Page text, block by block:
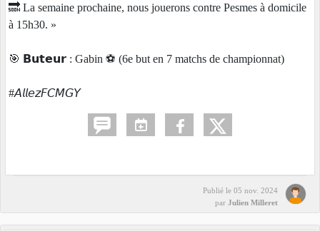
🔜 La semaine prochaine, nous jouerons contre Pesmes à domicile
à 15h30. »
🎯 𝗕𝘂𝘁𝗲𝘂𝗿 : Gabin ⚽ (6e but en 7 matchs de championnat)
#𝘈𝘭𝘭𝘦𝘻𝘍𝘊𝘔𝘎𝘠
Publié le 05 nov. 2024
par Julien Milleret